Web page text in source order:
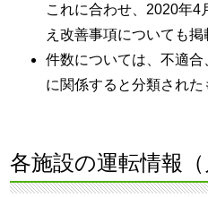
これに合わせ、2020年4
え改善事項についても掲
件数については、不適
に関係すると分類された
各施設の運転情報（